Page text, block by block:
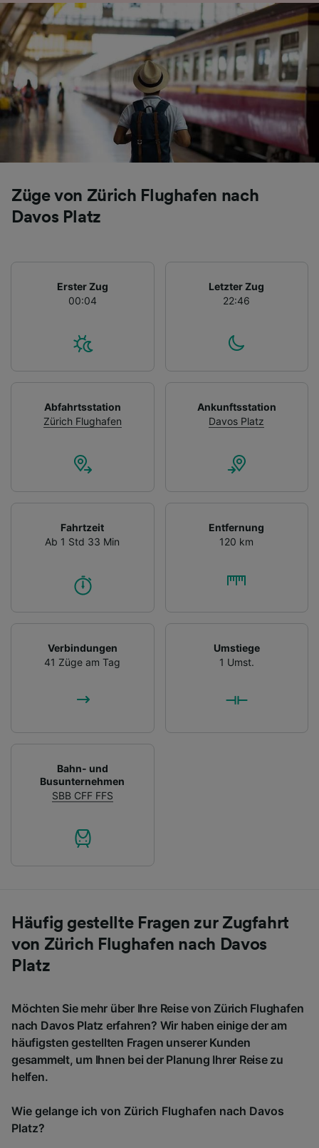
Züge von Zürich Flughafen nach
Davos Platz
Erster Zug
00:04
Letzter Zug
22:46
Abfahrtsstation
Zürich Flughafen
Ankunftsstation
Davos Platz
Fahrtzeit
Ab 1 Std 33 Min
Entfernung
120 km
Verbindungen
41 Züge am Tag
Umstiege
1 Umst.
Bahn- und
Busunternehmen
SBB CFF FFS
Häufig gestellte Fragen zur Zugfahrt
von Zürich Flughafen nach Davos
Platz
Möchten Sie mehr über Ihre Reise von Zürich Flughafen
nach Davos Platz erfahren? Wir haben einige der am
häufigsten gestellten Fragen unserer Kunden
gesammelt, um Ihnen bei der Planung Ihrer Reise zu
helfen.
Wie gelange ich von Zürich Flughafen nach Davos
Platz?
Folgendes bereitzustellen:
Verwendung genauer Standortdaten.
Endgeräteeigenschaften zur Identifikation
aktiv abfragen. Speichern von oder Zugriff auf
Informationen auf einem Endgerät.
Personalisierte Werbung und Inhalte, Messung
von Werbeleistung und der Performance von
Inhalten, Zielgruppenforschung sowie
Entwicklung und Verbesserung von
Angeboten.